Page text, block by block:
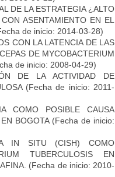
DE LA ESTRATEGIA ¿ALTO
ASENTAMIENTO EN EL
de inicio: 2014-03-28)
CON LA LATENCIA DE LAS
DE MYCOBACTERIUM
de inicio: 2008-04-29)
DE LA ACTIVIDAD DE
(Fecha de inicio: 2011-
COMO POSIBLE CAUSA
BOGOTA(Fecha de inicio:
IN SITU (CISH) COMO
TUBERCULOSIS EN
(Fecha de inicio: 2010-